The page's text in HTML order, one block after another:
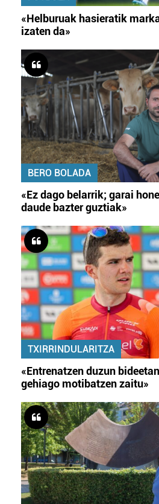
«Helburuak hasieratik
izaten da»
BERO BOLADA
«Ez dago belarrik; garai
daude bazter guztiak»
TXIRRINDULARITZA
«Entrenatzen duzun
gehiago motibatzen zaitu»